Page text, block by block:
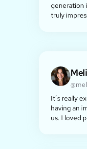
generation
truly
It’s really
having an
us. I loved